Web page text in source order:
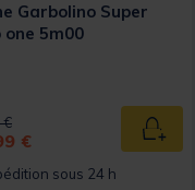
Garbolino Super
one 5m00
from
€to
€
sous 24 h